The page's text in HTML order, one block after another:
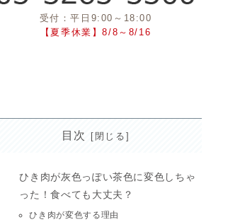
受付：平日9:00～18:00
【夏季休業】8/8～8/16
目次
ひき肉が灰色っぽい茶色に変色しちゃ
った！食べても大丈夫？
ひき肉が変色する理由